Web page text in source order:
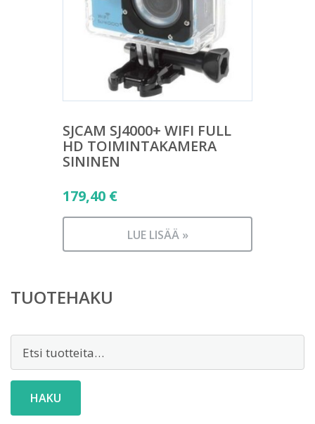
SJCAM SJ4000+ WIFI FULL
HD TOIMINTAKAMERA
SININEN
179,40 €
LUE LISÄÄ »
TUOTEHAKU
HAKU